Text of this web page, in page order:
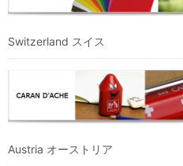
Switzerland スイス
Austria オーストリア